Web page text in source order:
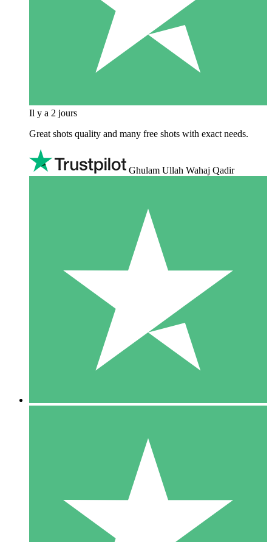
Il y a 2 jours
Great shots quality and many free shots with exact needs.
Ghulam Ullah Wahaj Qadir